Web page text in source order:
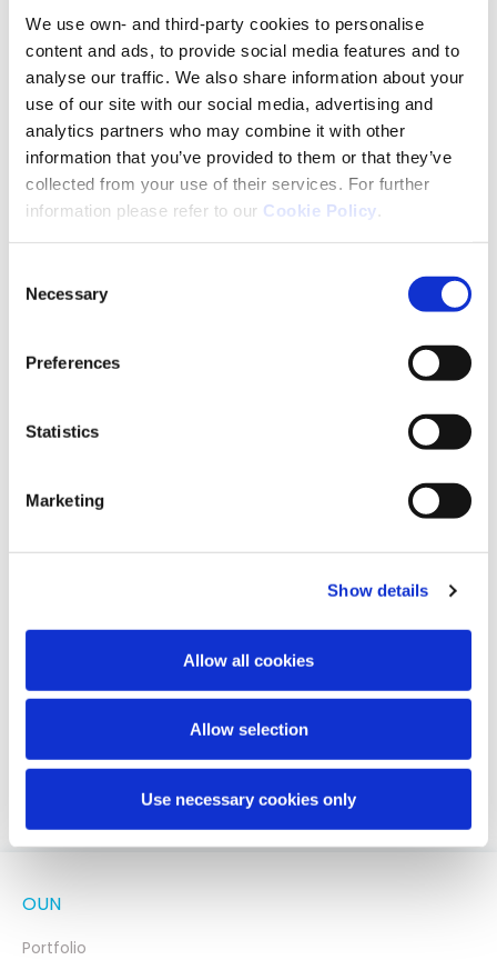
We use own- and third-party cookies to personalise
content and ads, to provide social media features and to
analyse our traffic. We also share information about your
use of our site with our social media, advertising and
analytics partners who may combine it with other
information that you’ve provided to them or that they’ve
collected from your use of their services. For further
information please refer to our Cookie Policy.
Selection
Necessary
Preferences
Statistics
Marketing
Show details
Allow all cookies
Allow selection
Use necessary cookies only
Informacje techniczne
kapsułki żelatynowe twarde
winian L-karnityny, sproszkowane kwasy tłuszczowe
przeciwzbrylająca (sole magnezowe kwasów
tłuszczowych), chlorowodorek pirydoksyny.
Substancja czynna
Karnityna | Omega-3 | Witamina B6
Dawki i informacje
30 kaps.
OUN
Portfolio